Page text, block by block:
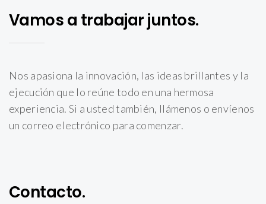
Vamos a trabajar juntos.
Nos apasiona la innovación, las ideas brillantes y la
ejecución que lo reúne todo en una hermosa
experiencia. Si a usted también, llámenos o envíenos
un correo electrónico para comenzar.
Contacto.